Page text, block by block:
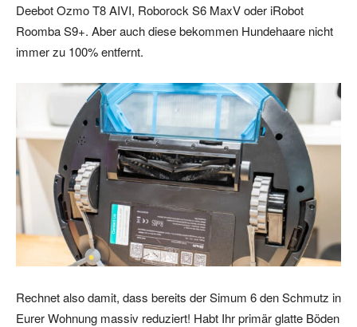
Deebot Ozmo T8 AIVI, Roborock S6 MaxV oder iRobot
Roomba S9+. Aber auch diese bekommen Hundehaare nicht
immer zu 100% entfernt.
Rechnet also damit, dass bereits der Simum 6 den Schmutz in
Eurer Wohnung massiv reduziert! Habt Ihr primär glatte Böden